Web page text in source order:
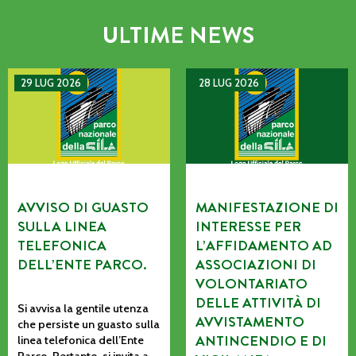
ULTIME NEWS
29 LUG 2026
AVVISO DI GUASTO SULLA LINEA TELEFONICA DELL’ENTE
AVVISO DI GUASTO
SULLA LINEA
TELEFONICA
DELL’ENTE PARCO.
Si avvisa la gentile utenza
che persiste un guasto sulla
linea telefonica dell’Ente
28 LUG 2026
MANIFESTAZIONE DI
MANIFESTAZIONE DI
INTERESSE PER
L’AFFIDAMENTO AD
ASSOCIAZIONI DI
VOLONTARIATO
DELLE ATTIVITÀ DI
AVVISTAMENTO
ANTINCENDIO E DI